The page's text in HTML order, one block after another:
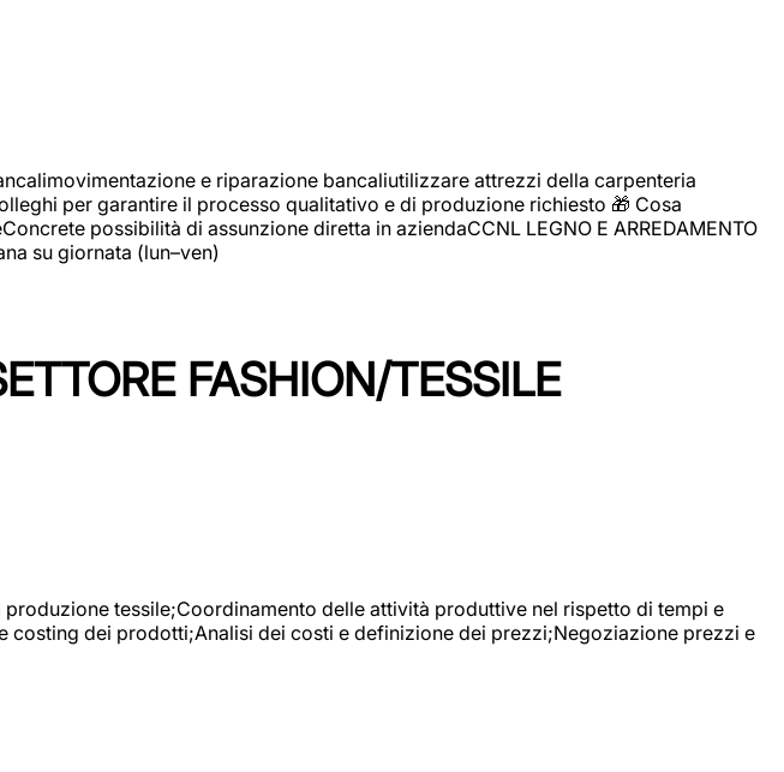
e riparazione bancaliutilizzare attrezzi della carpenteria
per garantire il processo qualitativo e di produzione richiesto 🎁 Cosa
possibilità di assunzione diretta in aziendaCCNL LEGNO E ARREDAMENTO
su giornata (lun–ven)
FASHION/TESSILE
tessile;Coordinamento delle attività produttive nel rispetto di tempi e
dei prodotti;Analisi dei costi e definizione dei prezzi;Negoziazione prezzi e